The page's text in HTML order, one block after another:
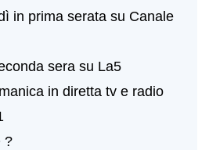
in prima serata su Canale
sera su La5
in diretta tv e radio
?